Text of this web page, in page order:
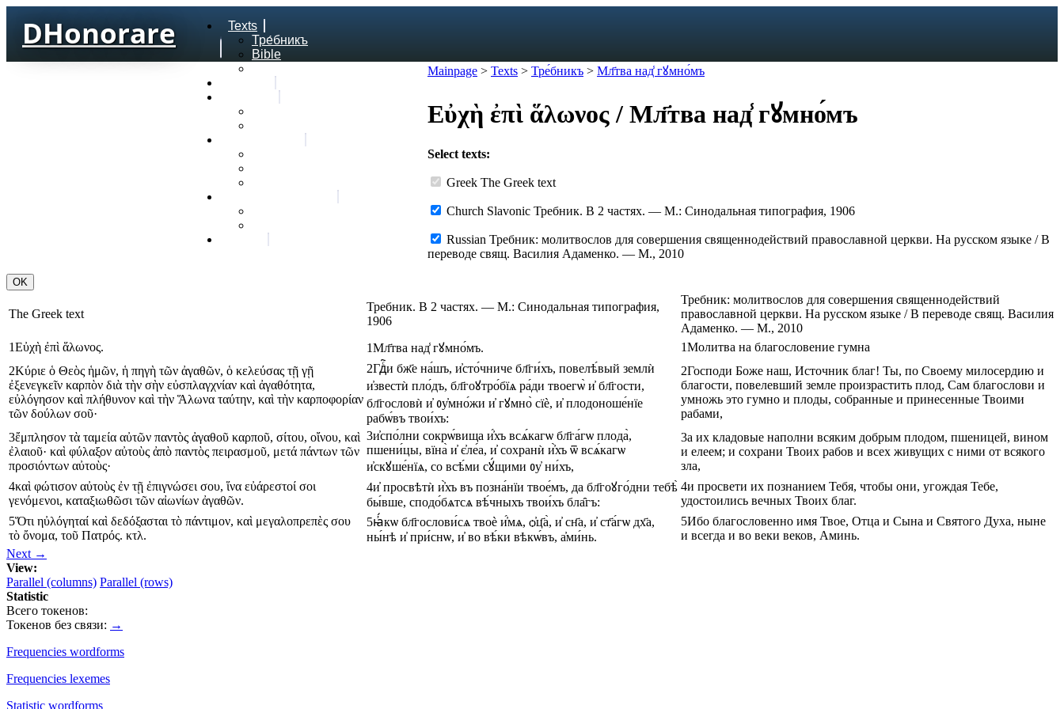
DHonorare
Texts
Тре́бникъ
Bible
Mainpage > Texts > Тре́бникъ > Мл҃тва над̾ гꙋмно́мъ
Εὐχὴ ἐπὶ ἅλωνος/ Мл҃тва над̾ гꙋмно́мъ
Select texts:
Greek The Greek text
Church Slavonic Требник. В 2 частях. — М.: Синодальная типография, 1906
Russian Требник: молитвослов для совершения священнодействий православной церкви. На русском языке / В
переводе свящ. Василия Адаменко. — М., 2010
The Greek text
Требник. В 2 частях. — М.: Синодальная типография,
1906
Требник: молитвослов для совершения священнодействий
православной церкви. На русском языке / В переводе свящ. Василия
Адаменко. — М., 2010
1Εὐχὴ ἐπὶ ἅλωνος. 1Мл҃тва над̾ гꙋмно́мъ. 1Молитва на благословение гумна
2Κύριε ὁ Θεὸς ἡμῶν, ἡ πηγὴ τῶν ἀγαθῶν, ὁ κελεύσας τῇ γῇ
ἐξενεγκεῖν καρπὸν διὰ τὴν σὴν εὐσπλαγχνίαν καὶ ἀγαθότητα,
εὐλόγησον καὶ πλήθυνον καὶ τὴν Ἅλωνα ταύτην, καὶ τὴν καρποφορίαν
τῶν δούλων σοῦ·
2Гдⷭ҇и бж҃е на́шъ, и҆сто́чниче бл҃ги́хъ, повелѣ́вый землѝ
и҆звестѝ пло́дъ, бл҃гоꙋтро́бїѧ ра́ди твоегѡ̀ и҆ бл҃гости,
бл҃гословѝ и҆ ᲂу҆мно́жи и҆ гꙋмно̀ сїѐ, и҆ плодоноше́нїе
рабѡ́въ твои́хъ:
2Господи Боже наш, Источник благ! Ты, по Своему милосердию и
благости, повелевший земле произрастить плод, Сам благослови и
умножь это гумно и плоды, собранные и принесенные Твоими
рабами,
3ἔμπλησον τὰ ταμεία αὐτῶν παντὸς ἀγαθοῦ καρποῦ, σίτου, οἴνου, καὶ
ἐλαιοῦ· καὶ φύλαξον αὐτοὺς ἀπὸ παντὸς πειρασμοῦ, μετά πάντων τῶν
προσιόντων αὐτοὺς·
3и҆спо́лни сокрѡ́вища и҆́хъ всѧ́кагѡ бл҃га́гѡ плода̀,
пшени́цы, вїна̀ и҆ є҆ле́а, и҆ сохранѝ и҆̀хъ ѿ всѧ́кагѡ
и҆скꙋше́нїѧ, со всѣ́ми сꙋ́щими ᲂу҆ ни́хъ,
3а их кладовые наполни всяким добрым плодом, пшеницей, вином
и елеем; и сохрани Твоих рабов и всех живущих с ними от всякого
зла,
4καὶ φώτισον αὐτοὺς ἐν τῇ ἐπιγνώσει σου, ἵνα εὐάρεστοί σοι
γενόμενοι, καταξιωθῶσι τῶν αἰωνίων ἀγαθῶν.
4и҆ просвѣтѝ и҆̀хъ въ позна́нїи твое́мъ, да бл҃гоꙋго́дни тебѣ̀
бы́вше, сподо́бѧтсѧ вѣ́чныхъ твои́хъ бла̑гъ:
4и просвети их познанием Тебя, чтобы они, угождая Тебе,
удостоились вечных Твоих благ.
5Ὅτι ηὐλόγηταί καὶ δεδόξασται τὸ πάντιμον, καὶ μεγαλοπρεπὲς σου
τὸ ὄνομα, τοῦ Πατρός. κτλ.
5ꙗ҆́кѡ бл҃гослови́сѧ твоѐ и҆́мѧ, ѻ҆ц҃а̀, и҆ сн҃а, и҆ ст҃а́гѡ дх҃а,
ны́нѣ и҆ при́снѡ, и҆ во вѣ́ки вѣкѡ́въ, а҆ми́нь.
5Ибо благословенно имя Твое, Отца и Сына и Святого Духа, ныне
и всегда и во веки веков, Аминь.
Next →
View:
Parallel (columns) Parallel (rows)
Statistic
Всего токенов:
Токенов без связи: →
Frequencies wordforms
Frequencies lexemes
Statistic wordforms